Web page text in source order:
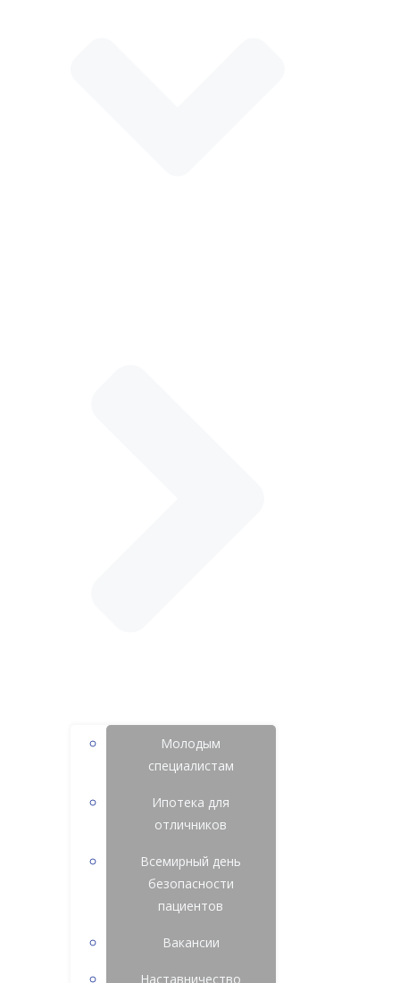
Молодым
специалистам
Ипотека для
отличников
Всемирный день
безопасности
пациентов
Вакансии
Наставничество